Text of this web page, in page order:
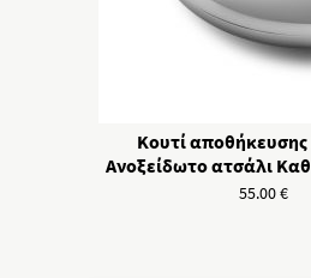
Κουτί
Ανοξείδωτο ατσάλι
55.00€